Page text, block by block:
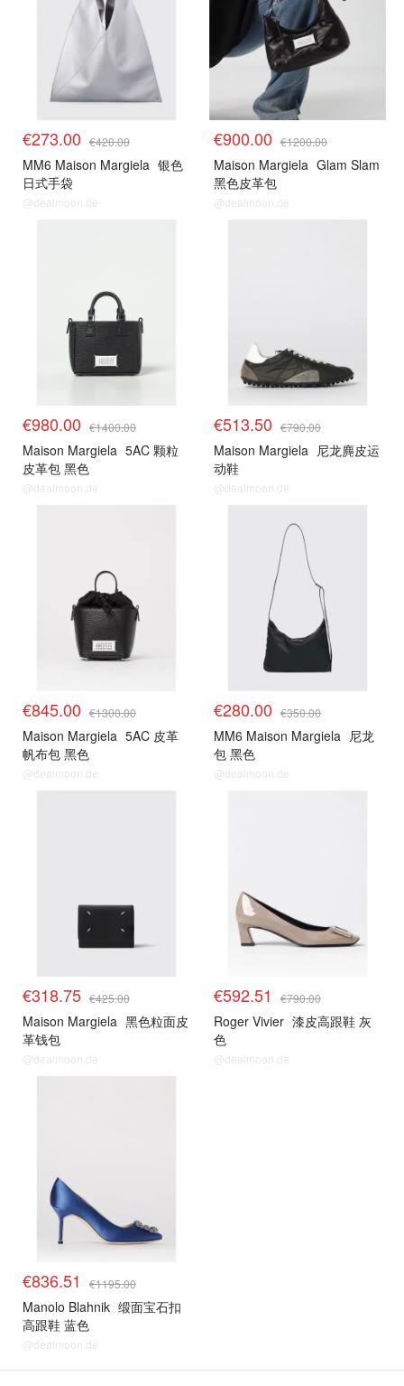
€273.00 €420.00
MM6 Maison Margiela 银色
日式手袋
@dealmoon.de
€900.00 €1200.00
Maison Margiela Glam Slam
黑色皮革包
@dealmoon.de
€980.00 €1400.00
Maison Margiela 5AC 颗粒
皮革包 黑色
@dealmoon.de
€513.50 €790.00
Maison Margiela 尼龙麂皮运
动鞋
@dealmoon.de
€845.00 €1300.00
Maison Margiela 5AC 皮革
帆布包 黑色
@dealmoon.de
€280.00 €350.00
MM6 Maison Margiela 尼龙
包 黑色
@dealmoon.de
€318.75 €425.00
Maison Margiela 黑色粒面皮
革钱包
@dealmoon.de
€592.51 €790.00
Roger Vivier 漆皮高跟鞋 灰
色
@dealmoon.de
€836.51 €1195.00
Manolo Blahnik 缎面宝石扣
高跟鞋 蓝色
@dealmoon.de